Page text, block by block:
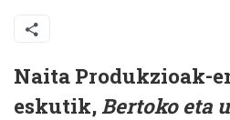
Naita Produkzioak-
eskutik,Bertoko eta